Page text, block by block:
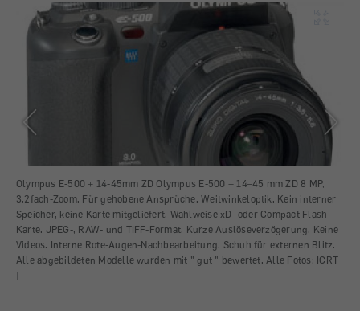
Olympus E-500 + 14-45mm ZD Olympus E-500 + 14–45 mm ZD 8 MP,
3,2fach-Zoom. Für gehobene Ansprüche. Weitwinkeloptik. Kein interner
Speicher, keine Karte mitgeliefert. Wahlweise xD- oder Compact Flash-
Karte. JPEG-, RAW- und TIFF-Format. Kurze Auslöseverzögerung. Keine
Videos. Interne Rote-Augen-Nachbearbeitung. Schuh für externen Blitz.
Alle abgebildeten Modelle wurden mit " gut " bewertet. Alle Fotos: ICRT
|